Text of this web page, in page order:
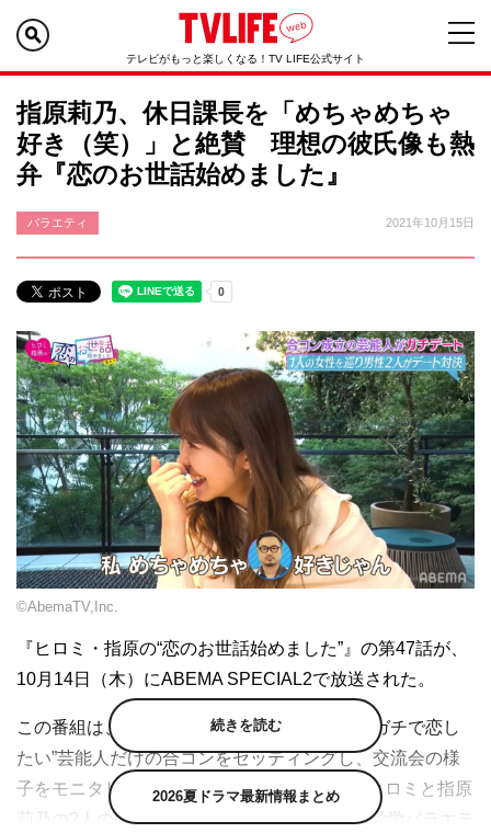
テレビがもっと楽しくなる！TV LIFE公式サイト
指原莉乃、休日課長を「めちゃめちゃ
好き（笑）」と絶賛 理想の彼氏像も熱
弁『恋のお世話始めました』
バラエティ 2021年10月15日
©AbemaTV,Inc.
『ヒロミ・指原の“恋のお世話始めました”』の第47話が、
10月14日（木）にABEMA SPECIAL2で放送された。
この番組は、出会いを求める芸能人のために“ガチで恋し
たい”芸能人だけの合コンをセッティングし、交流会の様
子をモニタリング。その攻防を、恋愛上手なヒロミと指原
莉乃の2人のMCが恋愛視点で解説していく恋愛学バラエテ
続きを読む
2026夏ドラマ最新情報まとめ